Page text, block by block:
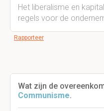
Het liberalisme en
regels voor de
Rapporteer
Wat zijn de
Communisme.